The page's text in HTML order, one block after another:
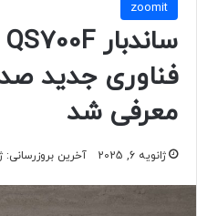
zoomit
فناوری جدید
معرفی شد
ژانویه 6, 2025 آخرین بروزرسانی: